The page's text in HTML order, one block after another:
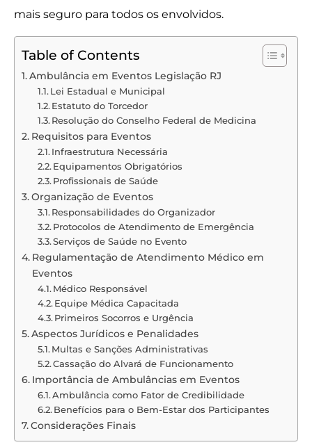
mais seguro para todos os envolvidos.
Table of Contents
Ambulância em Eventos Legislação RJ
Lei Estadual e Municipal
Estatuto do Torcedor
Resolução do Conselho Federal de Medicina
Requisitos para Eventos
Infraestrutura Necessária
Equipamentos Obrigatórios
Profissionais de Saúde
Organização de Eventos
Responsabilidades do Organizador
Protocolos de Atendimento de Emergência
Serviços de Saúde no Evento
Regulamentação de Atendimento Médico em
Eventos
Médico Responsável
Equipe Médica Capacitada
Primeiros Socorros e Urgência
Aspectos Jurídicos e Penalidades
Multas e Sanções Administrativas
Cassação do Alvará de Funcionamento
Importância de Ambulâncias em Eventos
Ambulância como Fator de Credibilidade
Benefícios para o Bem-Estar dos Participantes
Considerações Finais